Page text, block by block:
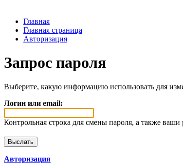
Главная
Главная страница
Авторизация
Запрос пароля
Выберите, какую информацию использовать для
Логин или email:
Контрольная строка для смены пароля, а также
Авторизация